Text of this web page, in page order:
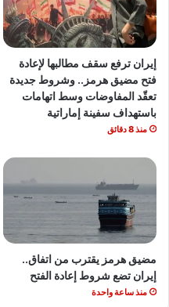
إيران ترفع سقف مطالبها لإعادة
فتح مضيق هرمز.. وشروط جديدة
تعقّد المفاوضات وسط اتهامات
باستهداف سفينة إماراتية
منذ 8 دقائق
مضيق هرمز يقترب من اتفاق..
إيران تضع شروط إعادة الفتح
منذ ساعة واحدة